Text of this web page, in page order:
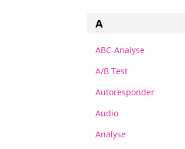
A
ABC-Analyse
A/B Test
Autoresponder
Audio
Analyse